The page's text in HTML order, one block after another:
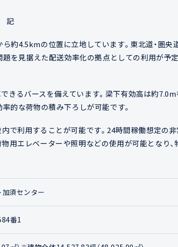
記
ら約4.5kmの位置に立地しています。東北道・圏央
を見据えた配送効率化の拠点としての利用が予
きるバースを備えています。梁下有効高は約
的な荷物の積み下ろしが可能です。
で利用することが可能です。24時間稼働想定の
用エレベーターや照明などの使用が可能となり、
須センター
番1